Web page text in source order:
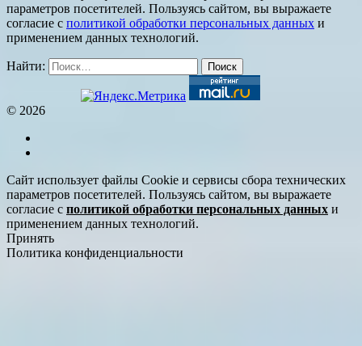
параметров посетителей. Пользуясь сайтом, вы выражаете
согласие с политикой обработки персональных данных и
применением данных технологий.
Найти:
© 2026
Сайт использует файлы Cookie и сервисы сбора технических
параметров посетителей. Пользуясь сайтом, вы выражаете
согласие с политикой обработки персональных данных и
применением данных технологий.
Принять
Политика конфиденциальности